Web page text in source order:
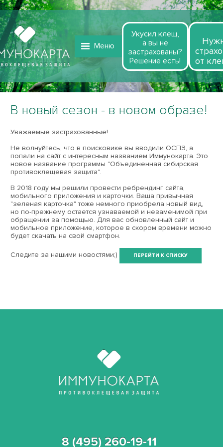
Меню
Укусил клещ,
а вы не
застрахованы?
Решение есть!
от
В новый сезон - в новом образе!
Уважаемые застрахованные!
Не волнуйтесь, что в поисковике вы вводили ОСПЗ, а
попали на сайт с интересным названием Иммунокарта. Это
новое название программы "Объединенная сибирская
противоклещевая защита".
В 2018 году мы решили провести ребрендинг сайта,
мобильного приложения и карточки. Ваша привычная
"зеленая карточка" тоже немного приобрела новый вид,
но по-прежнему остается узнаваемой и незаменимой при
обращении за помощью. Для вас обновленный сайт и
мобильное приложение, которое в скором времени можно
будет скачать на свой смартфон.
Следите за нашими новостями;)
8 (495) 260-19-11